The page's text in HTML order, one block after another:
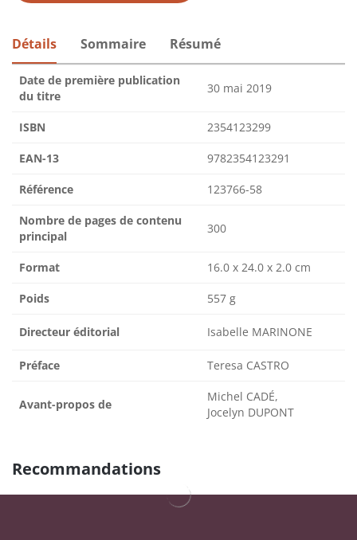
Détails Sommaire Résumé
Date de première publication
du titre
30 mai 2019
ISBN 2354123299
EAN-13 9782354123291
Référence 123766-58
Nombre de pages de contenu
principal
300
Format 16.0 x 24.0 x 2.0 cm
Poids 557 g
Directeur éditorial Isabelle MARINONE
Préface Teresa CASTRO
Avant-propos de
Michel CADÉ,
Jocelyn DUPONT
Recommandations